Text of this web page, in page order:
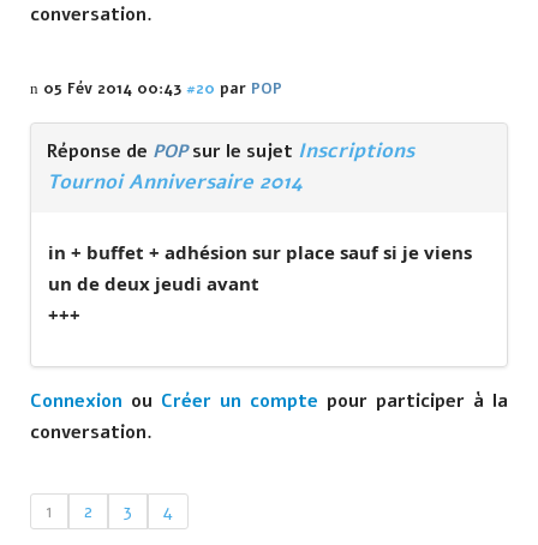
conversation.
05 Fév 2014 00:43 #20 par POP
Réponse de POPsur le sujet Inscriptions
Tournoi Anniversaire 2014
in + buffet + adhésion sur place sauf si je viens
un de deux jeudi avant
+++
Connexion ou Créer un compte pour participer à la
conversation.
1 2 3 4